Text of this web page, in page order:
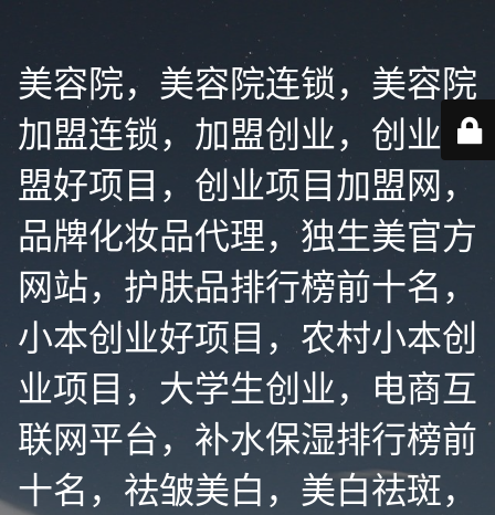
美容院，美容院连锁，美容院
加盟连锁，加盟创业，创业加
盟好项目，创业项目加盟网，
品牌化妆品代理，独生美官方
网站，护肤品排行榜前十名，
小本创业好项目，农村小本创
业项目，大学生创业，电商互
联网平台，补水保湿排行榜前
十名，祛皱美白，美白祛斑，